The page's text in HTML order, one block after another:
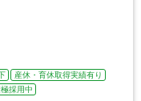
産休・育休取得実績有り
採用中